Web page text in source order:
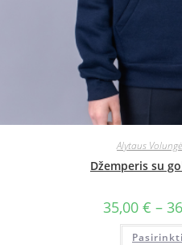
Alytaus
Džemperis su
35,00 € –